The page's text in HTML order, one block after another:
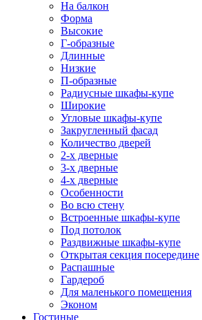
На балкон
Форма
Высокие
Г-образные
Длинные
Низкие
П-образные
Радиусные шкафы-купе
Широкие
Угловые шкафы-купе
Закругленный фасад
Количество дверей
2-х дверные
3-х дверные
4-х дверные
Особенности
Во всю стену
Встроенные шкафы-купе
Под потолок
Раздвижные шкафы-купе
Открытая секция посередине
Распашные
Гардероб
Для маленького помещения
Эконом
Гостиные